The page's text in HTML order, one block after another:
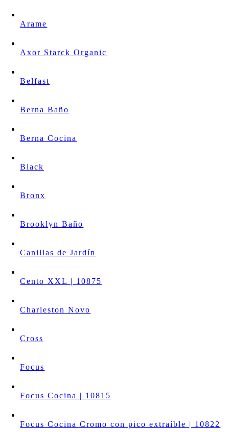
Arame
Axor Starck Organic
Belfast
Berna Baño
Berna Cocina
Black
Bronx
Brooklyn Baño
Canillas de Jardín
Cento XXL | 10875
Charleston Novo
Cross
Focus
Focus Cocina | 10815
Focus Cocina Cromo con pico extraíble | 10822